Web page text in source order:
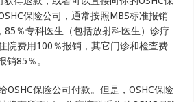
保险公司，通常按照MBS标准报销
85％专科医生（包括放射科医生）诊疗
院费用100％报销，其它门诊和检查费
销85％。
OSHC保险公司付款。但是，OSHC保险